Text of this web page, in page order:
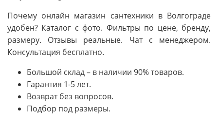
Почему онлайн магазин сантехники в Волгограде
удобен? Каталог с фото. Фильтры по цене, бренду,
размеру. Отзывы реальные. Чат с менеджером.
Консультация бесплатно.
Большой склад – в наличии 90% товаров.
Гарантия 1-5 лет.
Возврат без вопросов.
Подбор под размеры.